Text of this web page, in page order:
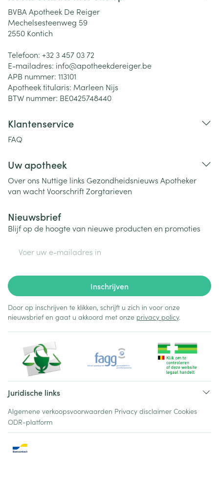
BVBA Apotheek De Reiger
Mechelsesteenweg 59
2550 Kontich
Telefoon: +32 3 457 03 72
E-mailadres: info@apotheekdereiger.be
APB nummer: 113101
Apotheek titularis: Marleen Nijs
BTW nummer: BE0425748440
Klantenservice
FAQ
Uw apotheek
Over ons Nuttige links Gezondheidsnieuws Apotheker
van wachtVoorschriftZorgtarieven
Nieuwsbrief
Blijf op de hoogte van nieuwe producten en promoties
Inschrijven
Door op inschrijven te klikken, schrijft u zich in voor onze
nieuwsbrief en gaat u akkoord met onze privacy policy.
Juridische links
Algemene verkoopsvoorwaarden Privacy disclaimer Cookies
ODR-platform